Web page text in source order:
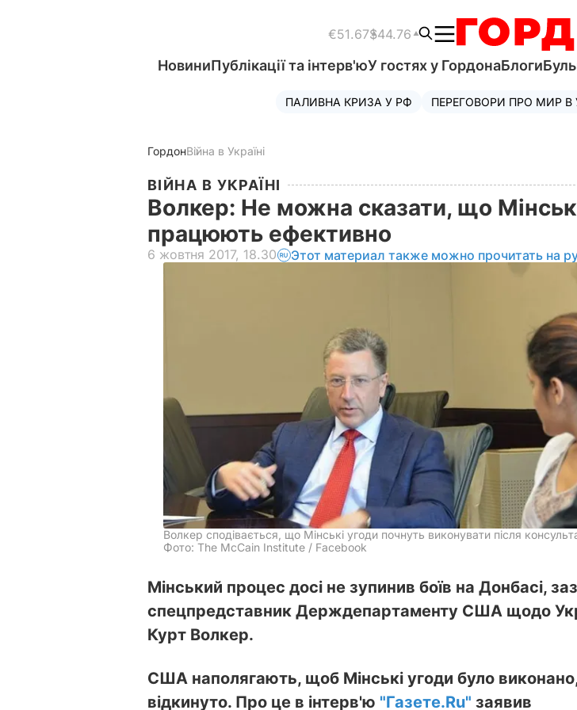
€51.67$44.76
НовиниПублікації та інтерв'юУ гостях у ГордонаБлоги
ПАЛИВНА КРИЗА У РФ ПЕРЕГОВОРИ ПРО МИР В
ГордонВійна в Україні
ВІЙНА В УКРАЇНІ
Волкер: Не можна сказати, що
працюють ефективно
6 жовтня 2017, 18.30 Этот материал также можно прочитать на
Волкер сподівається, що Мінські угоди почнуть виконувати після
Фото: The McCain Institute / Facebook
Мінський процес досі не зупинив боїв на Донбасі,
спецпредставник Держдепартаменту США щодо
Курт Волкер.
США наполягають, щоб Мінські угоди було
відкинуто. Про це в інтерв'ю "Газете.Ru" заявив